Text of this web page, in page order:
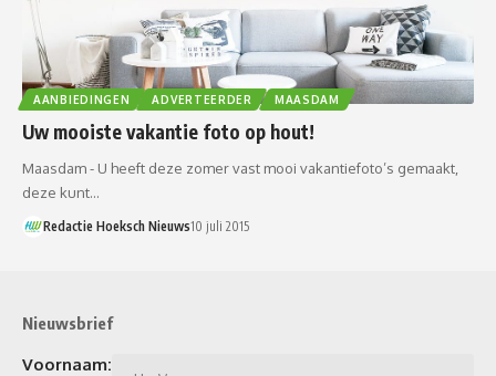
AANBIEDINGEN ADVERTEERDER MAASDAM
Uw mooiste vakantie foto op hout!
Maasdam - U heeft deze zomer vast mooi vakantiefoto’s gemaakt,
deze kunt…
Redactie Hoeksch Nieuws10 juli 2015
Nieuwsbrief
Voornaam: